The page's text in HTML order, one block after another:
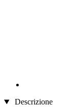
Descrizione